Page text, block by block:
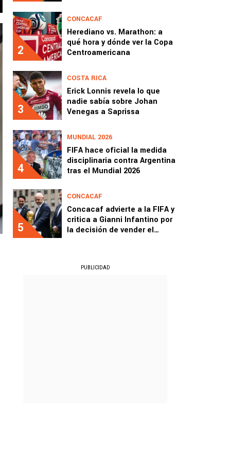
2
CONCACAF
Herediano vs. Marathon: a
qué hora y dónde ver la Copa
Centroamericana
3
COSTA RICA
Erick Lonnis revela lo que
nadie sabía sobre Johan
Venegas a Saprissa
4
MUNDIAL 2026
FIFA hace oficial la medida
disciplinaria contra Argentina
tras el Mundial 2026
5
CONCACAF
Concacaf advierte a la FIFA y
critica a Gianni Infantino por
la decisión de vender el
PUBLICIDAD